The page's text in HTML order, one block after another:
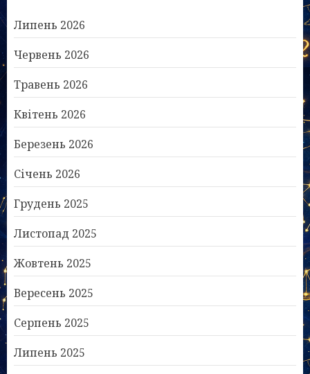
Липень 2026
Червень 2026
Травень 2026
Квітень 2026
Березень 2026
Січень 2026
Грудень 2025
Листопад 2025
Жовтень 2025
Вересень 2025
Серпень 2025
Липень 2025